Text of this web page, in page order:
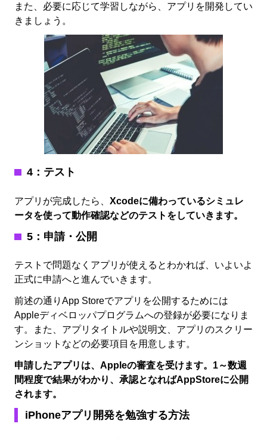
また、必要に応じて学習しながら、アプリを開発してい
きましょう。
4：テスト
アプリが完成したら、 Xcodeに備わっているシミュレ
ータを使って動作確認などのテストをしていきます。
5：申請・公開
テストで問題なくアプリが使えるとわかれば、いよいよ
正式に申請へと進んでいきます。
前述の通りApp Storeでアプリを公開するためには
Appleディベロッパプログラムへの登録が必要になりま
す。また、アプリタイトルや説明文、アプリのスクリー
ンショットなどの必要項目を用意します。
申請したアプリは、Appleの審査を受けます。1～数週
間程度で結果がわかり、承認となればAppStoreに公開
されます。
iPhoneアプリ開発を勉強する方法